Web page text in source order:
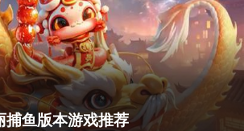
捕鱼版本游戏推荐